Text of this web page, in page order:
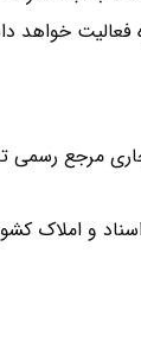
فعالیت خواهد
مرجع
و املاک